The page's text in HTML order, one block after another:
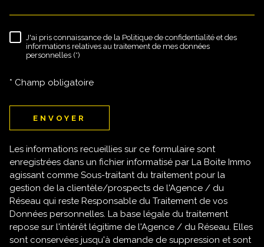
RÈGLEMENTATION
J'ai pris connaissance de la Politique de confidentialité et des
informations relatives au traitement de mes données
personnelles (*)
* Champ obligatoire
ENVOYER
Les informations recueillies sur ce formulaire sont
enregistrées dans un fichier informatisé par La Boite Immo
agissant comme Sous-traitant du traitement pour la
gestion de la clientèle/prospects de l'Agence / du
Réseau qui reste Responsable du Traitement de vos
Données personnelles. La base légale du traitement
repose sur l'intérêt légitime de l'Agence / du Réseau. Elles
sont conservées jusqu'à demande de suppression et sont